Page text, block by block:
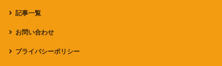
記事一覧
お問い合わせ
プライバシーポリシー